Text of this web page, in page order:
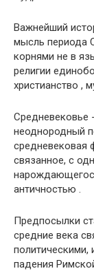
Важнейший
мысль периода
корнями не в
религии
христианство ,
Средневековье
неоднородный
средневековая
связанное, с
античностью .
Предпосылки
средние века
политическими,
падения